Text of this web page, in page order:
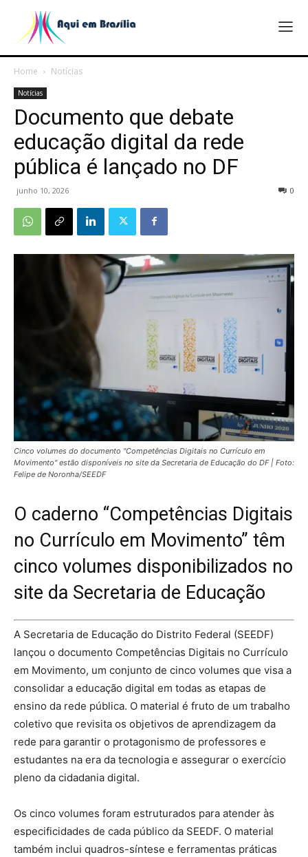
Home Notícias
Notícias
Documento que debate
educação digital da rede
pública é lançado no DF
junho 10, 2026 0
Cinco volumes do documento "Competências Digitais no Currículo em
Movimento" estão disponíveis no site da Secretaria de Educação do DF | Foto:
Felipe de Noronha/SEEDF
O caderno “Competências Digitais
no Currículo em Movimento” têm
cinco volumes disponibilizados no
site da Secretaria de Educação
A Secretaria de Educação do Distrito Federal (SEEDF)
lançou o documento Competências Digitais no Currículo
em Movimento, um conjunto de cinco volumes que visa a
consolidar a educação digital em todas as etapas de
ensino da rede pública. O material é fruto de um trabalho
coletivo que revisita os objetivos de aprendizagem da
rede para garantir o protagonismo de professores e
estudantes na era da tecnologia e assegurar o exercício
pleno da cidadania digital.
Os cinco volumes foram estruturados para atender às
especificidades de cada público da SEEDF. O material
também inclui quadros-síntese e ferramentas práticas